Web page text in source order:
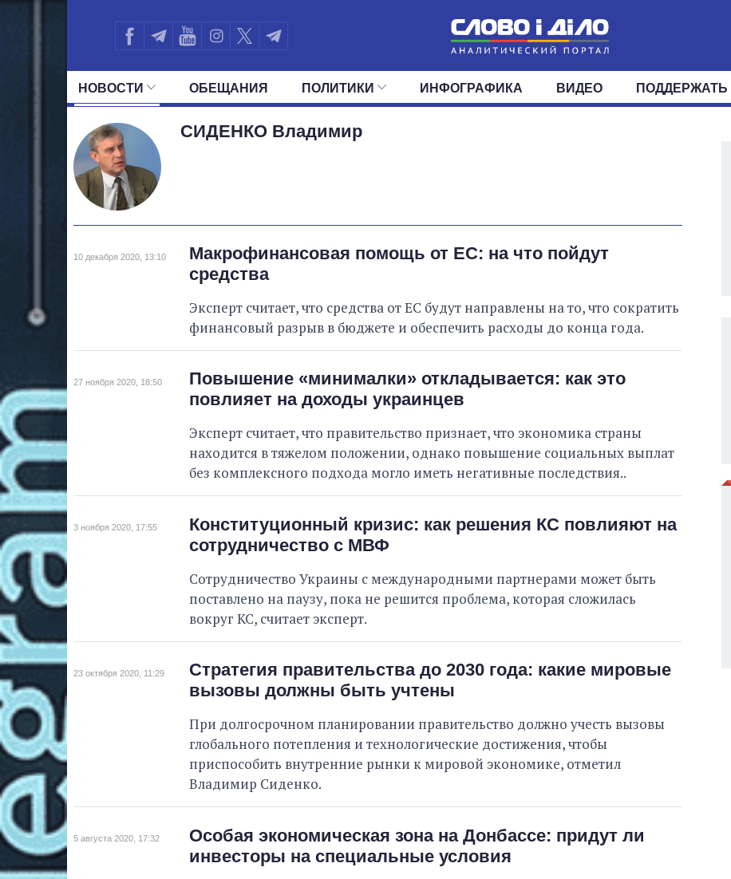
НОВОСТИ ОБЕЩАНИЯ ПОЛИТИКИ
ВСЕ ПОЛИТИКИ ПРЕЗИДЕНТ И ОФИС
ИНФОГРАФИКА ВИДЕО ПОДДЕРЖАТЬ
СИДЕНКО Владимир
10 декабря 2020, 13:10
Макрофинансовая помощь от ЕС: на что пойдут
средства
Эксперт считает, что средства от ЕС будут направлены на то, что сократить
финансовый разрыв в бюджете и обеспечить расходы до конца года.
27 ноября 2020, 18:50
Повышение «минималки» откладывается: как это
повлияет на доходы украинцев
Эксперт считает, что правительство признает, что экономика страны
находится в тяжелом положении, однако повышение социальных выплат
без комплексного подхода могло иметь негативные последствия..
3 ноября 2020, 17:55
Конституционный кризис: как решения КС повлияют на
сотрудничество с МВФ
Сотрудничество Украины с международными партнерами может быть
поставлено ​​на паузу, пока не решится проблема, которая сложилась
вокруг КС, считает эксперт.
23 октября 2020, 11:29
Стратегия правительства до 2030 года: какие мировые
вызовы должны быть учтены
При долгосрочном планировании правительство должно учесть вызовы
глобального потепления и технологические достижения, чтобы
приспособить внутренние рынки к мировой экономике, отметил
Владимир Сиденко.
5 августа 2020, 17:32
Особая экономическая зона на Донбассе: придут ли
инвесторы на специальные условия
городах Украины
0 В процессе
146 Всего
Сибига пообещал
тысячелетние храмы
Черниговщины в Список
находящихся под угрозой